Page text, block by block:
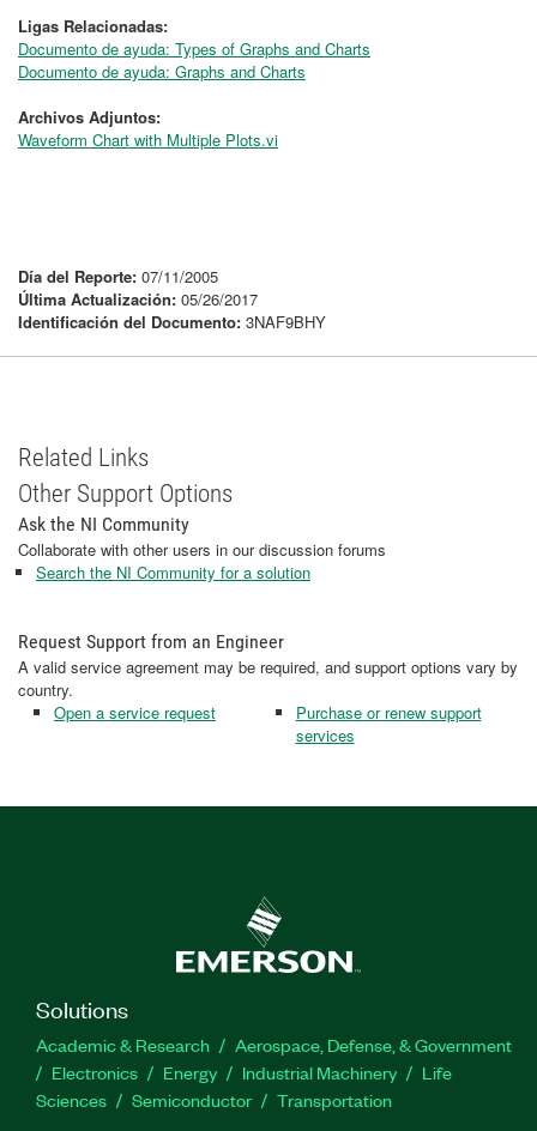
Ligas Relacionadas:
Documento de ayuda: Types of Graphs and Charts
Documento de ayuda: Graphs and Charts
Archivos Adjuntos:
Waveform Chart with Multiple Plots.vi
Día del Reporte: 07/11/2005
Última Actualización: 05/26/2017
Identificación del Documento: 3NAF9BHY
Related Links
Other Support Options
Ask the NI Community
Collaborate with other users in our discussion forums
Search the NI Community for a solution
Request Support from an Engineer
A valid service agreement may be required, and support options vary by
country.
Open a service request
Purchase or renew support
services
Solutions
Academic & Research
Aerospace, Defense, & Government
Electronics
Energy Industrial Machinery
Life
Sciences
Semiconductor Transportation